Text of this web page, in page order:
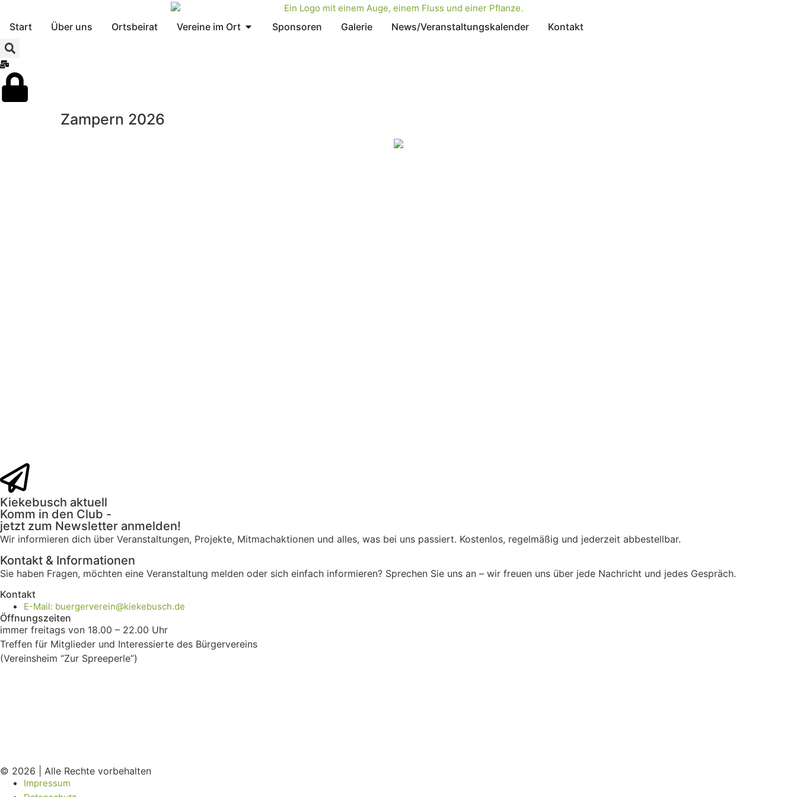
Start Über uns Ortsbeirat Vereine im Ort Sponsoren Galerie News/Veranstaltungskalender Kontakt
Zampern 2026
Kiekebusch aktuell
Komm in den Club -
jetzt zum Newsletter anmelden!
Wir informieren dich über Veranstaltungen, Projekte, Mitmachaktionen und alles, was bei uns passiert. Kostenlos, regelmäßig und jederzeit abbestellbar.
Kontakt & Informationen
Sie haben Fragen, möchten eine Veranstaltung melden oder sich einfach informieren? Sprechen Sie uns an – wir freuen uns über jede Nachricht und jedes Gespräch.
Kontakt
E-Mail: buergerverein@kiekebusch.de
Öffnungszeiten
immer freitags von 18.00 – 22.00 Uhr
Treffen für Mitglieder und Interessierte des Bürgervereins
(Vereinsheim “Zur Spreeperle”)
© 2026 | Alle Rechte vorbehalten
Impressum